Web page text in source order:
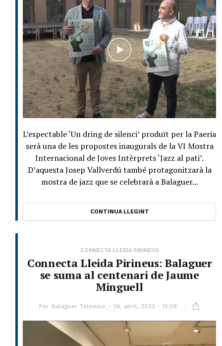
L’espectable ‘Un dring de silenci’ produït per la Paeria
serà una de les propostes inaugurals de la VI Mostra
Internacional de Joves Intèrprets ‘Jazz al pati’.
D’aquesta Josep Vallverdú també protagonitzarà la
mostra de jazz que se celebrarà a Balaguer...
CONTINUA LLEGINT
CONNECTA LLEIDA PIRINEUS
Connecta Lleida Pirineus: Balaguer
se suma al centenari de Jaume
Minguell
Per Balaguer Televisió 26, abril, 2023 - 12:29